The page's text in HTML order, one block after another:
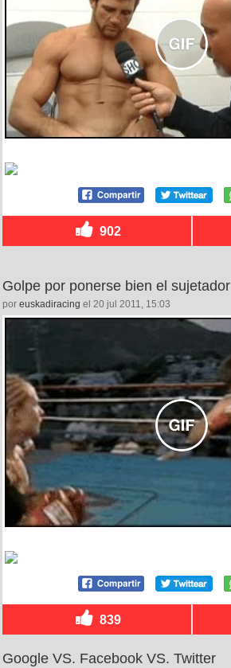
902
Golpe por ponerse bien el sujetador
por euskadiracing el 20 jul 2011, 15:03
839
Google VS. Facebook VS. Twitter